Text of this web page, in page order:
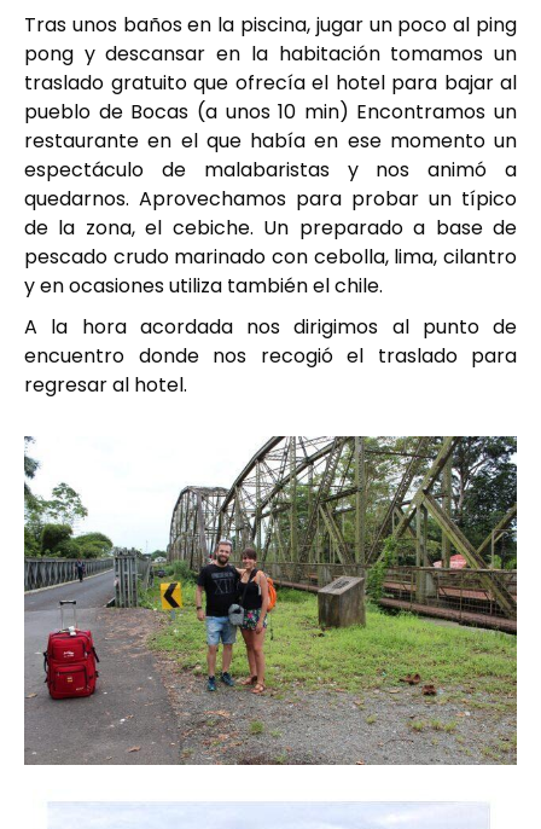
Tras unos baños en la piscina, jugar un poco al ping
pong y descansar en la habitación tomamos un
traslado gratuito que ofrecía el hotel para bajar al
pueblo de Bocas (a unos 10 min) Encontramos un
restaurante en el que había en ese momento un
espectáculo de malabaristas y nos animó a
quedarnos. Aprovechamos para probar un típico
de la zona, el cebiche. Un preparado a base de
pescado crudo marinado con cebolla, lima, cilantro
y en ocasiones utiliza también el chile.
A la hora acordada nos dirigimos al punto de
encuentro donde nos recogió el traslado para
regresar al hotel.